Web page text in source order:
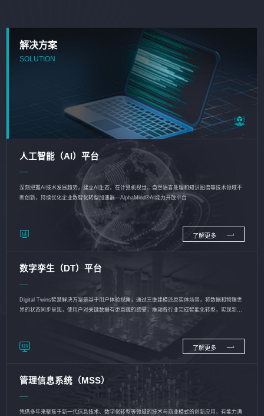
解决方案
SOLUTION
人工智能（AI）平台
深刻把握AI技术发展趋势，建立AI生态，在计算机视觉、自然语言处理和知识图谱等技术领域不
断创新，持续优化企业数智化转型加速器—AlphaMind®AI能力开放平台
了解更多
数字孪生（DT）平台
Digital Twins智慧解决方案是基于用户体验视角，通过三维建模还原实体场景，将数据和物理世
界的状态同步呈现，使用户对关键数据有更直观的感受，推动各行业完成智能化转型，实现新旧
了解更多
管理信息系统（MSS）
凭借多年来聚焦于新一代信息技术、数字化转型等领域的技术与商业模式的创新应用，有能力满